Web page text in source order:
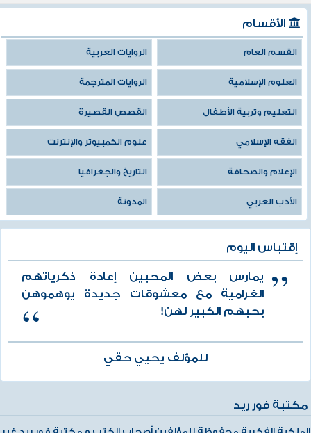
الأقسام
القسم العام الروايات العربية
العلوم الإسلامية الروايات المترجمة
التعليم وتربية الأطفال القصص القصيرة
الفقه الإسلامي علوم الكمبيوتر والإنترنت
الإعلام والصحافة التاريخ والجغرافيا
الأدب العربي المدونة
إقتباس اليوم
يمارس بعض المحبين إعادة ذكرياتهم
الغرامية مع معشوقات جديدة يوهموهن
بحبهم الكبير لهن!
للمؤلف يحيي حقي
مكتبة فور ريد